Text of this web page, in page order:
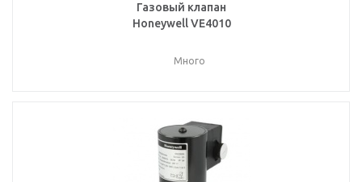
Газовый клапан
Honeywell VE4010
Много